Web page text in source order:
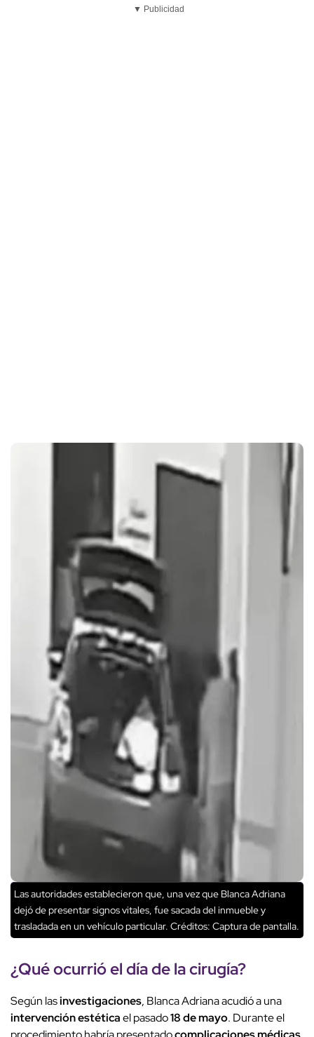
▼ Publicidad
Las autoridades establecieron que, una vez que Blanca Adriana
dejó de presentar signos vitales, fue sacada del inmueble y
trasladada en un vehículo particular. Créditos: Captura de pantalla.
¿Qué ocurrió eldía de la cirugía?
Según lasinvestigaciones, Blanca Adriana acudió a una
intervención estéticael pasado18 de mayo. Durante el